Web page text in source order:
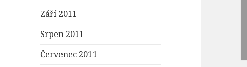
Září 2011
Srpen 2011
Červenec 2011